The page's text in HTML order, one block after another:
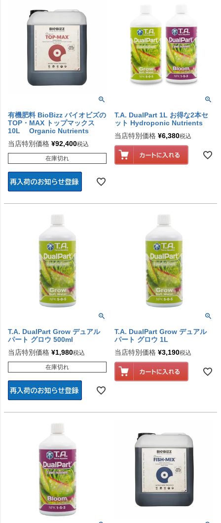
有機肥料 BioBizz バイオビズの
TOP・MAX トップマックス
10L Organic Nutrients
当店特別価格 ¥92,400税込
在庫切れ
T.A. DualPart 1L お得な2本セ
ット Hydroponic Nutrients
当店特別価格 ¥6,380税込
T.A. DualPart Grow デュアル
パート グロウ 500ml
当店特別価格 ¥1,980税込
在庫切れ
T.A. DualPart Grow デュアル
パート グロウ 1L
当店特別価格 ¥3,190税込